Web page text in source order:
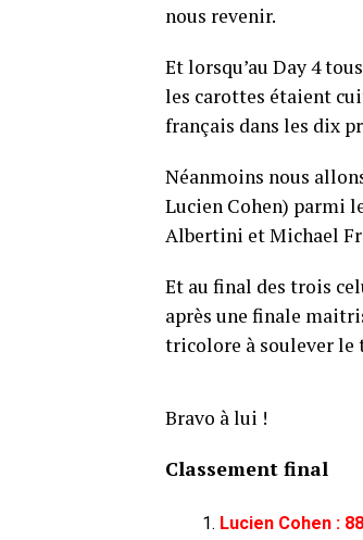
nous revenir.
Et lorsqu’au Day 4
les carottes étaient
français dans les dix
Néanmoins nous
Lucien Cohen) parmi
Albertini et Michael
Et au final des trois
après une finale
tricolore à soulever le
Bravo à lui !
Classement final
Lucien Cohen :